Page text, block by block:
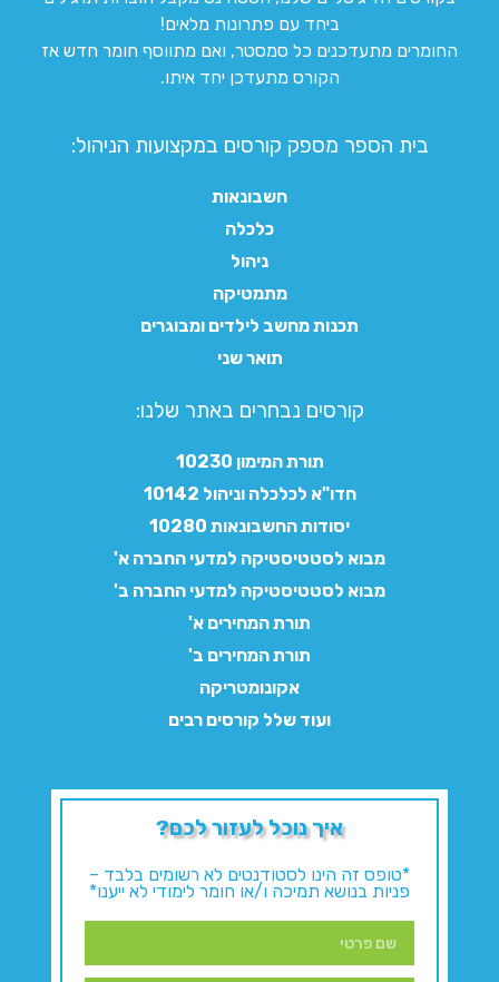
ביחד עם פתרונות מלאים!
החומרים מתעדכנים כל סמסטר, ואם מתווסף חומר חדש אז
הקורס מתעדכן יחד איתו.
בית הספר מספק קורסים במקצועות הניהול:
חשבונאות
כלכלה
ניהול
מתמטיקה
תכנות מחשב לילדים ומבוגרים
תואר שני
קורסים נבחרים באתר שלנו:​
תורת המימון 10230
חדו"א לכלכלה וניהול 10142
יסודות החשבונאות 10280
מבוא לסטטיסטיקה למדעי החברה א'
מבוא לסטטיסטיקה למדעי החברה ב'
תורת המחירים א'
תורת המחירים ב'
אקונומטריקה
ועוד שלל קורסים רבים
איך נוכל לעזור לכם?
*טופס זה הינו לסטודנטים לא רשומים בלבד –
פניות בנושא תמיכה ו/או חומר לימודי לא ייענו*